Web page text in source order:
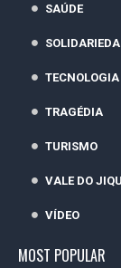
SAÚDE
TECNOLOGIA
TRAGÉDIA
TURISMO
VALE DO
VÍDEO
MOST POPULAR